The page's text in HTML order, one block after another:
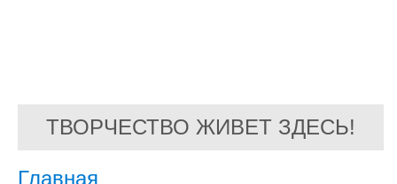
ТВОРЧЕСТВО ЖИВЕТ ЗДЕСЬ!
Главная